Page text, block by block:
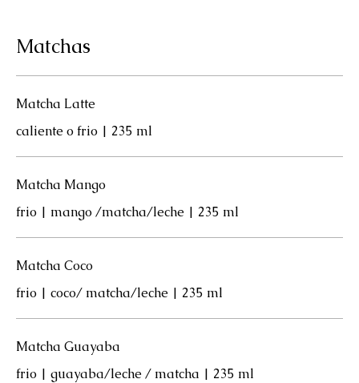
Matchas
Matcha Latte
caliente o frio | 235 ml
Matcha Mango
frio | mango /matcha/leche | 235 ml
Matcha Coco
frio | coco/ matcha/leche | 235 ml
Matcha Guayaba
frio | guayaba/leche / matcha | 235 ml